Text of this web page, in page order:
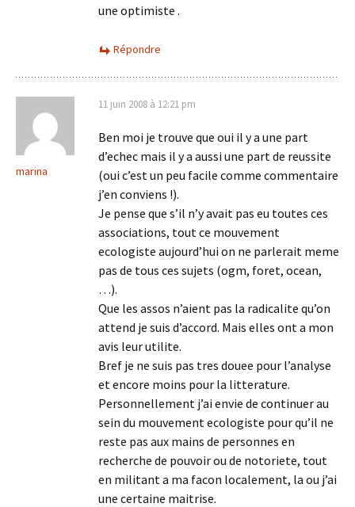
une optimiste .
Répondre
marina
11 juin 2008 à 12:21 pm
Ben moi je trouve que oui il y a une part
d’echec mais il y a aussi une part de reussite
(oui c’est un peu facile comme commentaire
j’en conviens !).
Je pense que s’il n’y avait pas eu toutes ces
associations, tout ce mouvement
ecologiste aujourd’hui on ne parlerait meme
pas de tous ces sujets (ogm, foret, ocean,
…).
Que les assos n’aient pas la radicalite qu’on
attend je suis d’accord. Mais elles ont a mon
avis leur utilite.
Bref je ne suis pas tres douee pour l’analyse
et encore moins pour la litterature.
Personnellement j’ai envie de continuer au
sein du mouvement ecologiste pour qu’il ne
reste pas aux mains de personnes en
recherche de pouvoir ou de notoriete, tout
en militant a ma facon localement, la ou j’ai
une certaine maitrise.